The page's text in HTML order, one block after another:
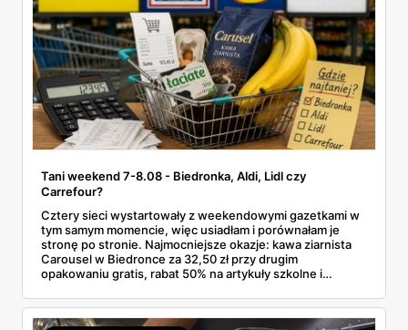
Tani weekend 7-8.08 - Biedronka, Aldi, Lidl czy
Carrefour?
Cztery sieci wystartowały z weekendowymi gazetkami w
tym samym momencie, więc usiadłam i porównałam je
stronę po stronie. Najmocniejsze okazje: kawa ziarnista
Carousel w Biedronce za 32,50 zł przy drugim
opakowaniu gratis, rabat 50% na artykuły szkolne i
2,99 zł za kilogram, ale wyłącznie w sobotę z aplikacją. Aldi
odpowiada masłem za 2,99 zł. Werdykt w skrócie: